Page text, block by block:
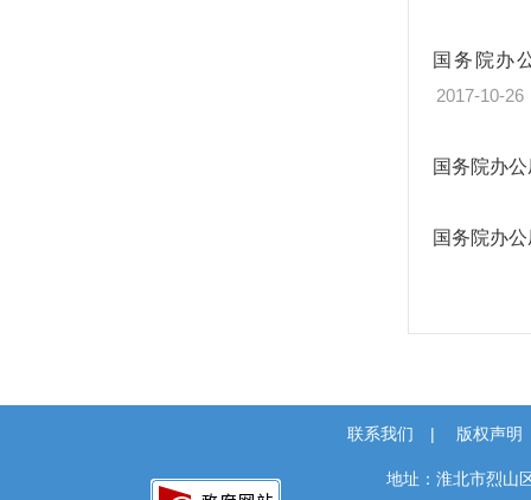
国务院办
2017-10-26
国务院办
国务院办
联系我们 | 版权声明
地址：淮北市烈山